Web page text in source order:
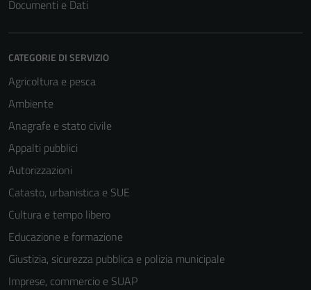
Documenti e Dati
CATEGORIE DI SERVIZIO
Agricoltura e pesca
Ambiente
Anagrafe e stato civile
Appalti pubblici
Autorizzazioni
Catasto, urbanistica e SUE
Cultura e tempo libero
Educazione e formazione
Giustizia, sicurezza pubblica e polizia municipale
Imprese, commercio e SUAP